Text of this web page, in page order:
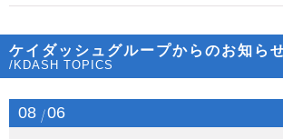
ケイダッシュグループからのお知ら
/KDASH TOPICS
08 06